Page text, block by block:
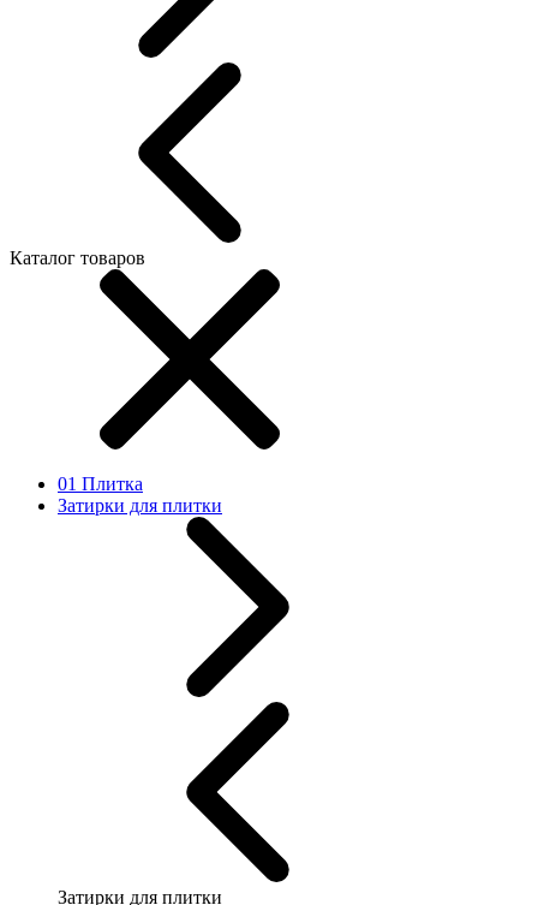
Каталог товаров
01 Плитка
Затирки для плитки
Затирки для плитки